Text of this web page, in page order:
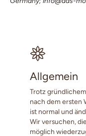
Allgemein
Trotz
nach dem ersten
ist normal und
Wir versuchen,
möglich